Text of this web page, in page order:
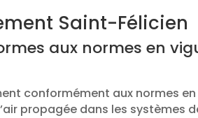
Saint-Félicien
aux normes en
conformément aux normes en
propagée dans les systèmes